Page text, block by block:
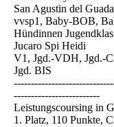
San Agustin del
vvsp1, Baby-BOB,
Hündinnen
Jucaro Spi Heidi
V1, Jgd.-VDH, Jgd.-
Jgd. BIS
-------------------------
Leistungscoursing in
1. Platz, 110 Punkte,